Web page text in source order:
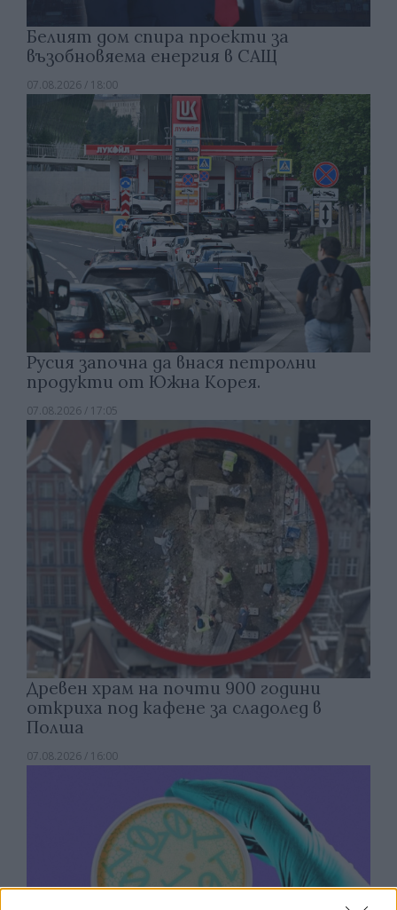
Белият дом спира проекти за
възобновяема енергия в САЩ
07.08.2026 / 18:00
Русия започна да внася петролни
продукти от Южна Корея.
07.08.2026 / 17:05
Древен храм на почти 900 години
откриха под кафене за сладолед в
Полша
07.08.2026 / 16:00